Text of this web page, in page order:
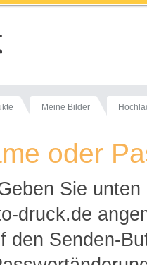
Meine Bilder
oder
Sie
druck.de
den Senden-